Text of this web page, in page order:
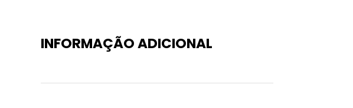
INFORMAÇÃO ADICIONAL